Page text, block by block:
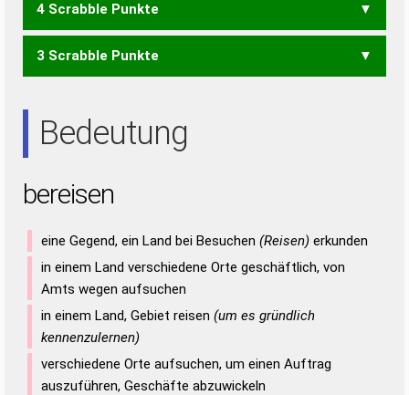
EINERS EINSER EISERN
SERIEN
SIRENE
BEI BEN BIN BIS ERB
NIESE REINE RENES RIESE SEIEN SEINE SEREN SERIE
4 Scrabble Punkte
EIER EIES EINE EINS
RENE RENS RIES SEEN SEIN SIRE
3 Scrabble Punkte
SIE SIR
Bedeutung
bereisen
eine Gegend, ein Land bei Besuchen (Reisen) erkunden
in einem Land verschiedene Orte geschäftlich, von
Amts wegen aufsuchen
in einem Land, Gebiet reisen (um es gründlich
kennenzulernen)
verschiedene Orte aufsuchen, um einen Auftrag
auszuführen, Geschäfte abzuwickeln